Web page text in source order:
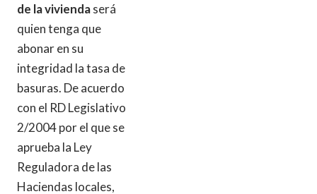
de la viviendaserá
quien tenga que
abonar en su
integridad la tasa de
basuras. De acuerdo
con el RD Legislativo
2/2004 por el que se
aprueba la Ley
Reguladora de las
Haciendas locales,